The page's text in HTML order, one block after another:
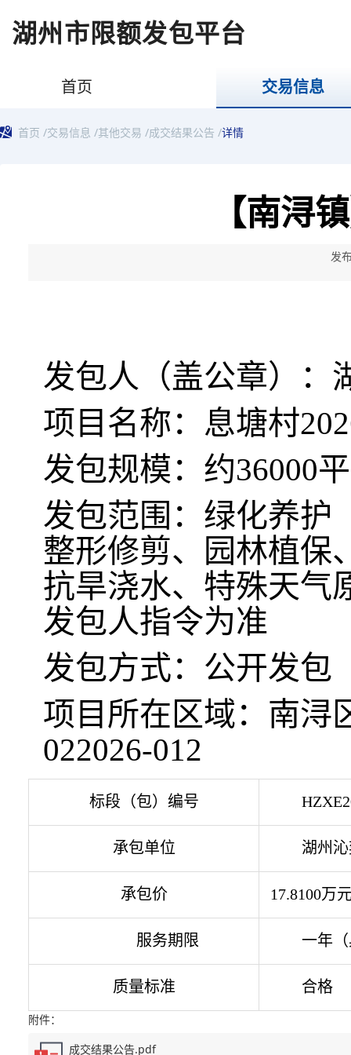
湖州市限额发包平台
首页 交易信息
首页 /交易信息 /其他交易 /成交结果公告 /详情
【南浔
发
发包人（盖公章）：
项目名称： 息塘村
发包规模：约36000
发包范围：绿化养护
整形修剪、园林植保
抗旱浇水、特殊天气
发包人指令为准
发包方式：公开发包
项目所在区域：南浔
022026-012
标段（包）编号
承包单位 湖州
承包价 17.8100万
服务期限 一年
质量标准 合格
附件：
成交结果公告.pdf